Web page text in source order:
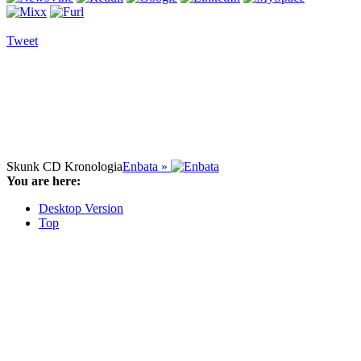
Tweet
Skunk CD KronologiaEnbata »
You are here:
Desktop Version
Top